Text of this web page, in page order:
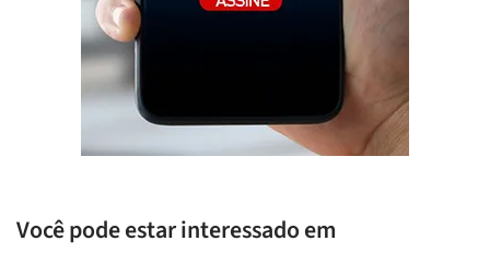
Você pode estar interessado em